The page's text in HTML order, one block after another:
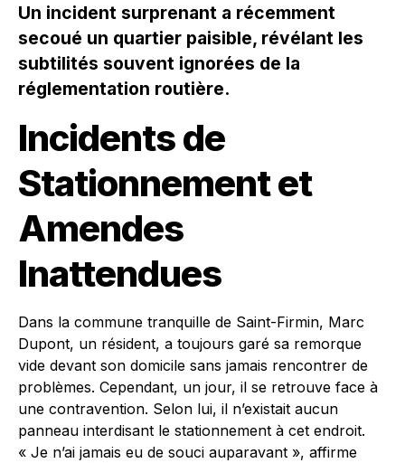
Un incident surprenant a récemment
secoué un quartier paisible, révélant les
subtilités souvent ignorées de la
réglementation routière.
Incidents de
Stationnement et
Amendes
Inattendues
Dans la commune tranquille de Saint-Firmin, Marc
Dupont, un résident, a toujours garé sa remorque
vide devant son domicile sans jamais rencontrer de
problèmes. Cependant, un jour, il se retrouve face à
une contravention. Selon lui, il n’existait aucun
panneau interdisant le stationnement à cet endroit.
« Je n’ai jamais eu de souci auparavant », affirme